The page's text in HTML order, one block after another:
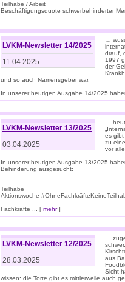
Teilhabe / Arbeit
Beschäftigungsquote schwerbehinderter
LVKM-Newsletter 14/2025
11.04.2025
…
drauf,
1997
der
und so auch Namensgeber war.
In unserer heutigen Ausgabe 14/2025
LVKM-Newsletter 13/2025
03.04.2025
…
es gibt
zu
vor
In unserer heutigen Ausgabe 13/2025
Behinderung ausgesucht:
Teilhabe
Aktionswoche
---------------------------------
Fachkräfte ... [ mehr]
LVKM-Newsletter 12/2025
28.03.2025
…
aus
Sicht
wissen: die Torte gibt es mittlerweile auch